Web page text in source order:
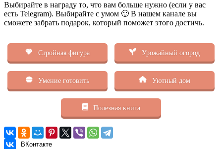
Выбирайте в награду то, что вам больше нужно (если у вас
есть Telegram). Выбирайте с умом 🙂 В нашем канале вы
сможете забрать подарок, который поможет этого достичь.
Стройная фигура Урожайный огород
Умение готовить Уютный дом
Полезная книга
ВКонтакте